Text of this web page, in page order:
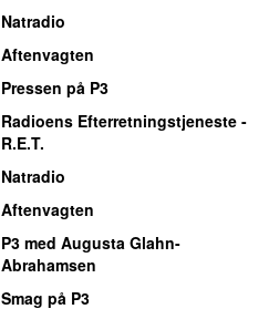
Natradio
Aftenvagten
Pressen på P3
Radioens Efterretningstjeneste -
R.E.T.
Natradio
Aftenvagten
P3 med Augusta Glahn-
Abrahamsen
Smag på P3